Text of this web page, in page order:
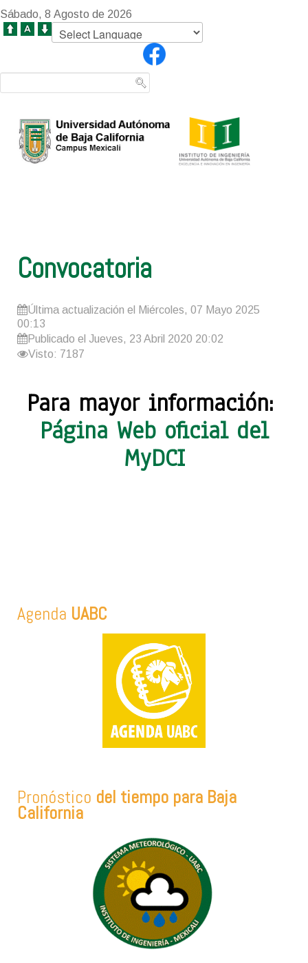
Sábado, 8 Agosto de 2026
Convocatoria
Última actualización el Miércoles, 07 Mayo 2025
00:13
Publicado el Jueves, 23 Abril 2020 20:02
Visto: 7187
Para mayor información:
Página Web oficial del
MyDCI
Agenda UABC
Pronóstico del tiempo para Baja
California